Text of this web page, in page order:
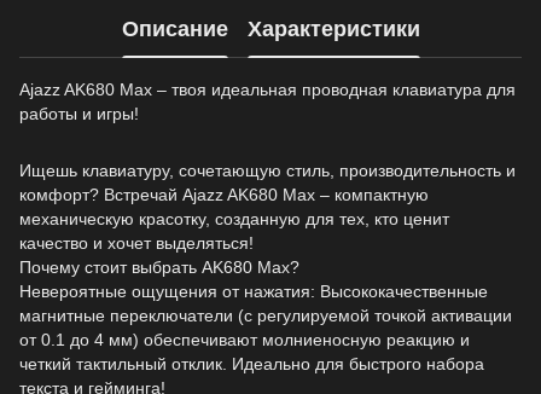
Описание Характеристики
Ajazz AK680 Max – твоя идеальная проводная клавиатура для
работы и игры!
Ищешь клавиатуру, сочетающую стиль, производительность и
комфорт? Встречай Ajazz AK680 Max – компактную
механическую красотку, созданную для тех, кто ценит
качество и хочет выделяться!
Почему стоит выбрать AK680 Max?
Невероятные ощущения от нажатия: Высококачественные
магнитные переключатели (с регулируемой точкой активации
от 0.1 до 4 мм) обеспечивают молниеносную реакцию и
четкий тактильный отклик. Идеально для быстрого набора
текста и гейминга!